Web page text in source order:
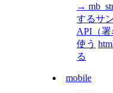
→
するサ
API（
使う
る
mobile